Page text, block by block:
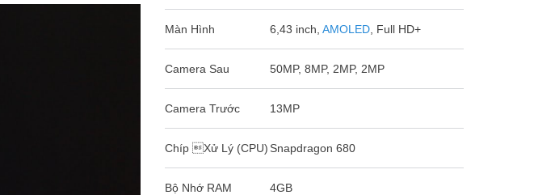
Màn Hình 6,43 inch, AMOLED, Full HD+
Camera Sau 50MP, 8MP, 2MP, 2MP
Camera Trước 13MP
Chíp Xử Lý (CPU) Snapdragon 680
Bộ Nhớ RAM 4GB